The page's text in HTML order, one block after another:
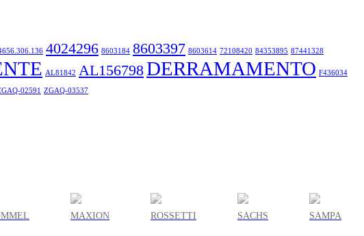
4024296 8603184 8603397 8603614 72108420 84353895 87441328
AL81842 AL156798DERRAMAMENTO F436034
02591 ZGAQ-03537
MAXION ROSSETTI SACHS SAMPA